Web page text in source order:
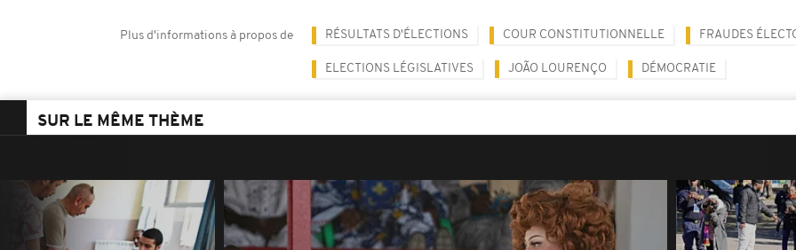
Plus d'informations à propos de RÉSULTATS D'ÉLECTIONS COUR CONSTITUTIONNELLE FRAUDES
ELECTIONS LÉGISLATIVES JOÃO LOURENÇO DÉMOCRATIE
SUR LE MÊME THÈME